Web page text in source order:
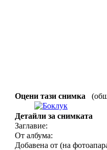
Оцени тази снимка
Детайли за снимката
Заглавие:
От албума:
Добавена от (на